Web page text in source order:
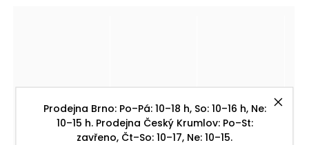
Prodejna Brno: Po–Pá: 10–18 h, So: 10–16 h, Ne:
10–15 h. Prodejna Český Krumlov: Po–St:
zavřeno, Čt–So: 10–17, Ne: 10–15.